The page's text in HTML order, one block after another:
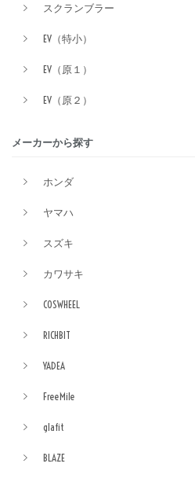
スクランブラー
EV（特小）
EV（原１）
EV（原２）
メーカーから探す
ホンダ
ヤマハ
スズキ
カワサキ
COSWHEEL
RICHBIT
YADEA
FreeMile
glafit
BLAZE